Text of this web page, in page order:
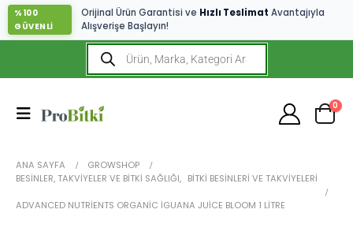
%100
GÜVENLİ
Orijinal Ürün Garantisi ve Hızlı Teslimat Avantajıyla
Alışverişe Başlayın!
0
ANA SAYFA
GROWSHOP
BESINLER, TAKVIYELER VE BITKI SAĞLIĞI, BITKI BESINLERI VE TAKVIYELERI
ADVANCED NUTRIENTS ORGANIC IGUANA JUICE BLOOM 1 LITRE